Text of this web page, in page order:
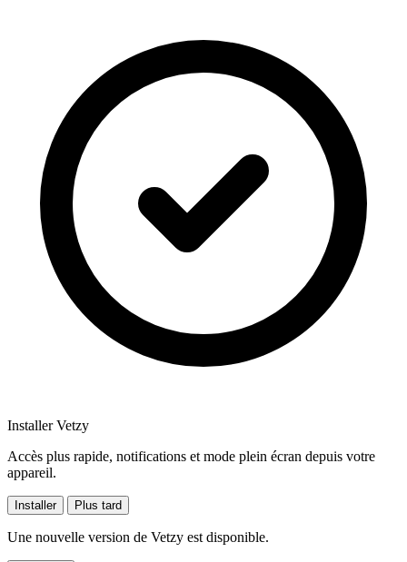
Installer Vetzy
Accès plus rapide, notifications et mode plein écran depuis votre
appareil.
Installer Plus tard
Une nouvelle version de Vetzy est disponible.